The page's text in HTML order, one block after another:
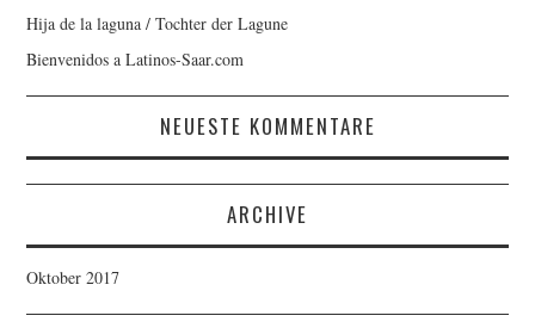
Hija de la laguna / Tochter der Lagune
Bienvenidos a Latinos-Saar.com
NEUESTE KOMMENTARE
ARCHIVE
Oktober 2017